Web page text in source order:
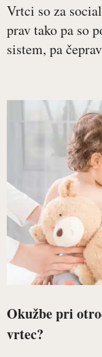
Vrtci so za
prav tako pa so
sistem, pa
Okužbe pri
vrtec?